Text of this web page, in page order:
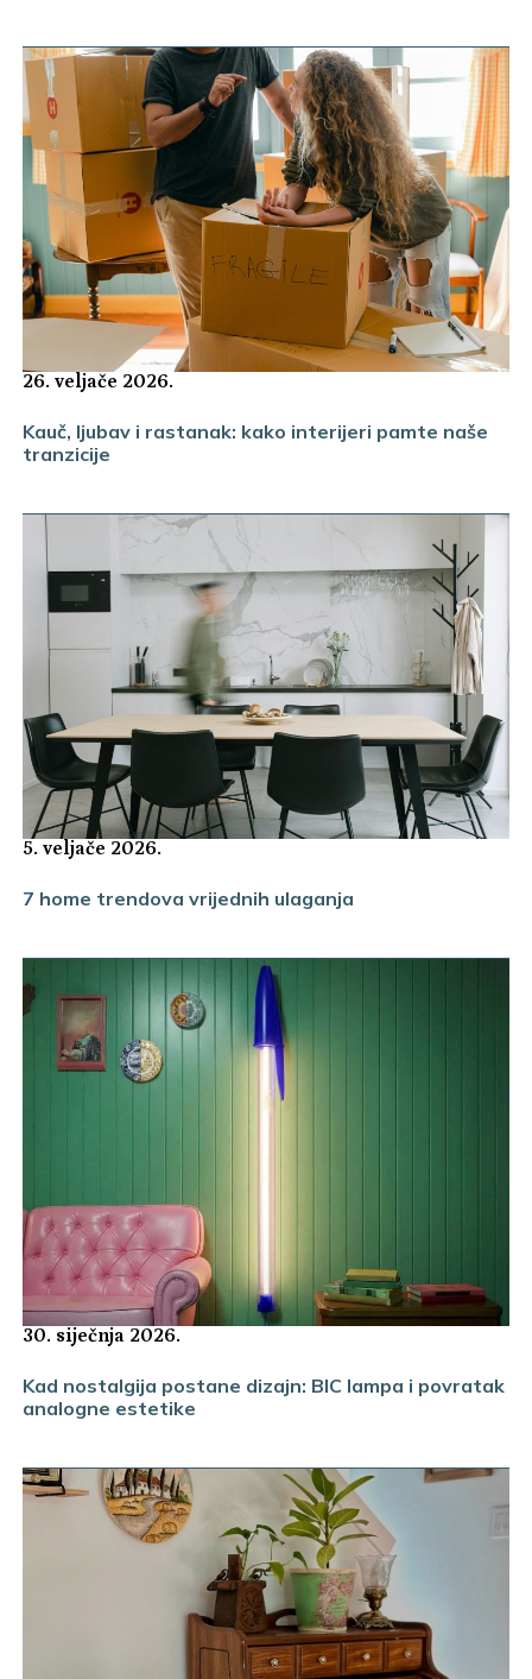
26. veljače 2026.
Kauč, ljubav i rastanak: kako interijeri pamte naše
tranzicije
5. veljače 2026.
7 home trendova vrijednih ulaganja
30. siječnja 2026.
Kad nostalgija postane dizajn: BIC lampa i povratak
analogne estetike